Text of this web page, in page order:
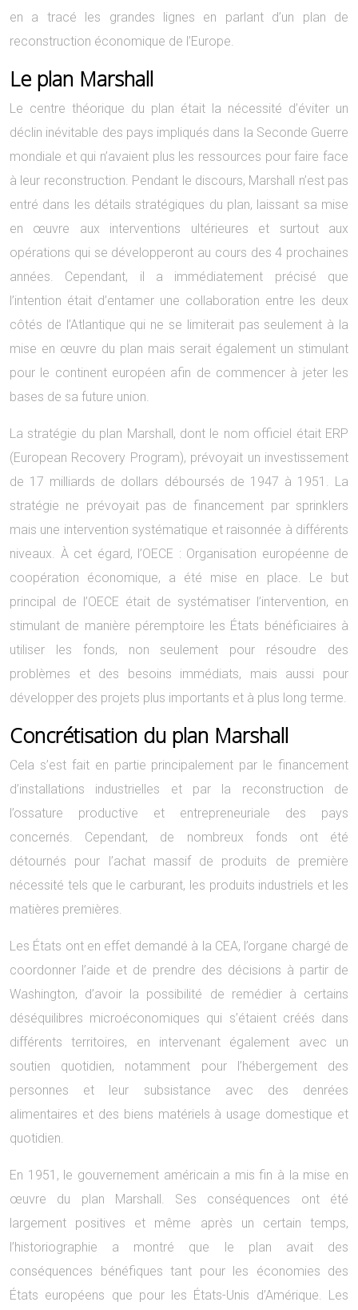
en a tracé les grandes lignes en parlant d’un plan de
reconstruction économique de l’Europe.
Le plan Marshall
Le centre théorique du plan était la nécessité d’éviter un
déclin inévitable des pays impliqués dans la Seconde Guerre
mondiale et qui n’avaient plus les ressources pour faire face
à leur reconstruction. Pendant le discours, Marshall n’est pas
entré dans les détails stratégiques du plan, laissant sa mise
en œuvre aux interventions ultérieures et surtout aux
opérations qui se développeront au cours des 4 prochaines
années. Cependant, il a immédiatement précisé que
l’intention était d’entamer une collaboration entre les deux
côtés de l’Atlantique qui ne se limiterait pas seulement à la
mise en œuvre du plan mais serait également un stimulant
pour le continent européen afin de commencer à jeter les
bases de sa future union.
La stratégie du plan Marshall, dont le nom officiel était ERP
(European Recovery Program), prévoyait un investissement
de 17 milliards de dollars déboursés de 1947 à 1951. La
stratégie ne prévoyait pas de financement par sprinklers
mais une intervention systématique et raisonnée à différents
niveaux. À cet égard, l’OECE : Organisation européenne de
coopération économique, a été mise en place. Le but
principal de l’OECE était de systématiser l’intervention, en
stimulant de manière péremptoire les États bénéficiaires à
utiliser les fonds, non seulement pour résoudre des
problèmes et des besoins immédiats, mais aussi pour
développer des projets plus importants et à plus long terme.
Concrétisation du plan Marshall
Cela s’est fait en partie principalement par le financement
d’installations industrielles et par la reconstruction de
l’ossature productive et entrepreneuriale des pays
concernés. Cependant, de nombreux fonds ont été
détournés pour l’achat massif de produits de première
nécessité tels que le carburant, les produits industriels et les
matières premières.
Les États ont en effet demandé à la CEA, l’organe chargé de
coordonner l’aide et de prendre des décisions à partir de
Washington, d’avoir la possibilité de remédier à certains
déséquilibres microéconomiques qui s’étaient créés dans
différents territoires, en intervenant également avec un
soutien quotidien, notamment pour l’hébergement des
personnes et leur subsistance avec des denrées
alimentaires et des biens matériels à usage domestique et
quotidien.
En 1951, le gouvernement américain a mis fin à la mise en
œuvre du plan Marshall. Ses conséquences ont été
largement positives et même après un certain temps,
l’historiographie a montré que le plan avait des
conséquences bénéfiques tant pour les économies des
États européens que pour les États-Unis d’Amérique. Les